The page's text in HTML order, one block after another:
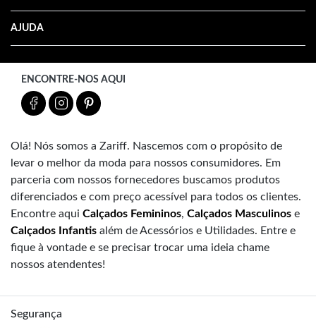
AJUDA
ENCONTRE-NOS AQUI
Olá! Nós somos a Zariff. Nascemos com o propósito de
levar o melhor da moda para nossos consumidores. Em
parceria com nossos fornecedores buscamos produtos
diferenciados e com preço acessível para todos os clientes.
Encontre aqui Calçados Femininos, Calçados Masculinos e
Calçados Infantis além de Acessórios e Utilidades. Entre e
fique à vontade e se precisar trocar uma ideia chame
nossos atendentes!
Segurança